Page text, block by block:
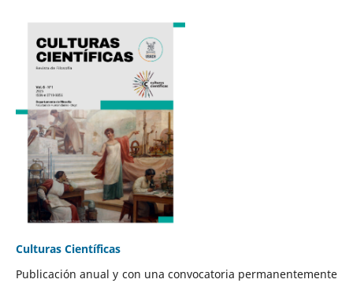
Culturas Científicas
Publicación anual y con una convocatoria permanentemente